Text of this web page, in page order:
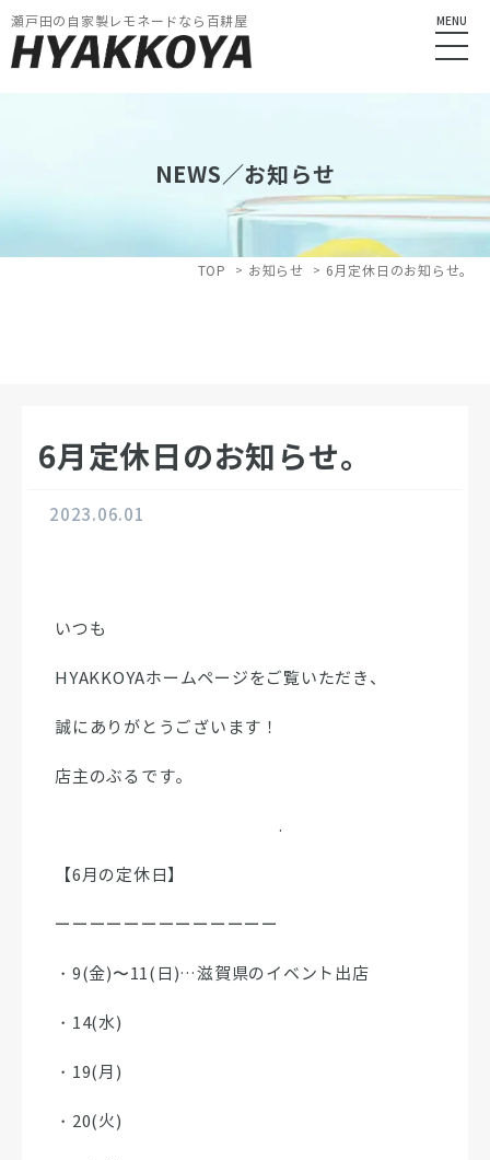
瀬戸田の自家製レモネードなら百耕屋 MENU
NEWS／お知らせ
TOP お知らせ 6月定休日のお知らせ。
6月定休日のお知らせ。
2023.06.01
いつも
HYAKKOYAホームページをご覧いただき、
誠にありがとうございます！
店主のぶるです。
.
【6月の定休日】
ーーーーーーーーーーーーー
・9(金)〜11(日)…滋賀県のイベント出店
・14(水)
・19(月)
・20(火)